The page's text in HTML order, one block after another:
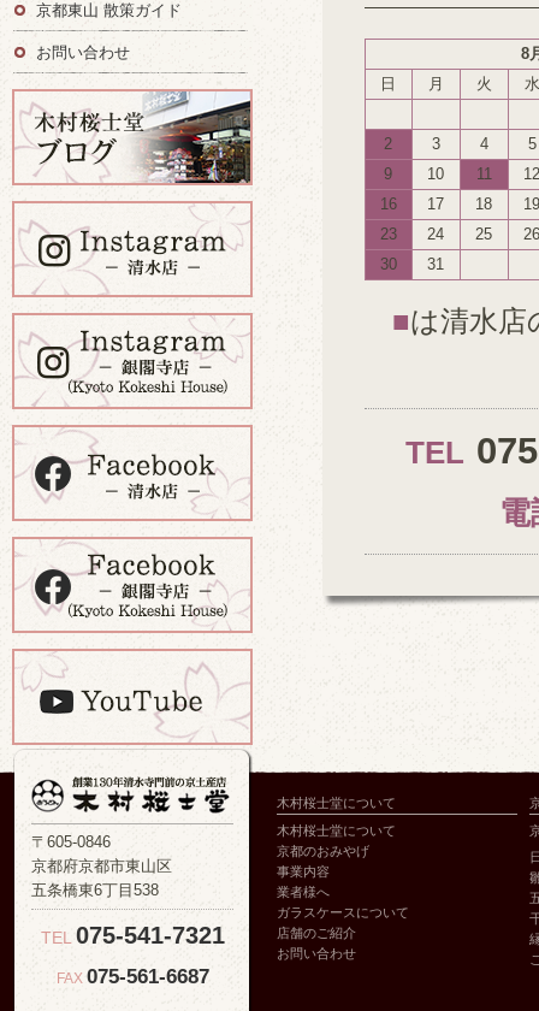
8
日
月 火 水
2 3 4
5
9
10 11
12
16
17 18
19
23
24 25
26
30
31
■は清水店
TEL
電
京都東山 散策ガイド
お問い合わせ
〒605-0846
京都府京都市東山区
五条橋東6丁目538
TEL 075-541-7321
FAX 075-561-6687
木村桜士堂について
木村桜士堂について
京都のおみやげ
事業内容
業者様へ
ガラスケースについて
店舗のご紹介
お問い合わせ